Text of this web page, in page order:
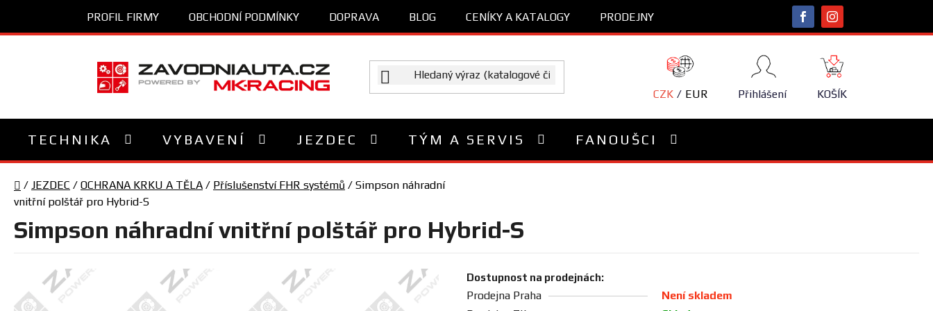
obsah
PROFIL FIRMY OBCHODNÍ PODMÍNKY DOPRAVA BLOG CENÍKY A KATALOGY PRODEJNY
CZK EUR Přihlášení
NÁKUPNÍ
KOŠÍK
KOŠÍK
TECHNIKA VYBAVENÍ JEZDEC TÝM A SERVIS FANOUŠCI
Domů
/ JEZDEC / OCHRANA KRKU A TĚLA / Příslušenství FHR systémů / Simpson náhradní
vnitřní polštář pro Hybrid-S
Simpson náhradní vnitřní polštář pro Hybrid-S
Dostupnost na prodejnách:
Prodejna Praha Není skladem